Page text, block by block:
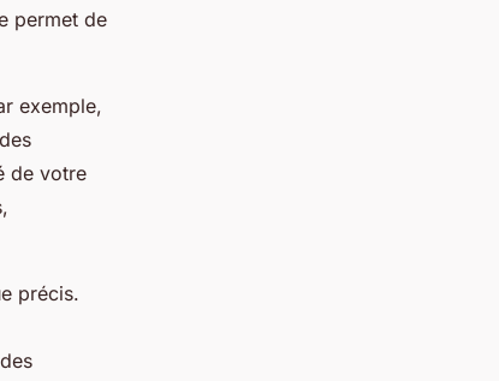
permet de
exemple,
de votre
précis.